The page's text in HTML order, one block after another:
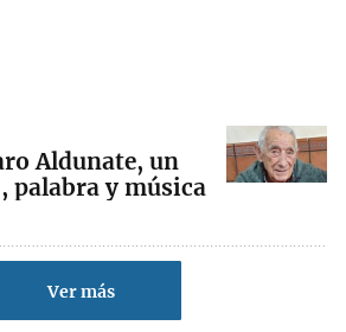
Aldunate, un
palabra y música
Ver más